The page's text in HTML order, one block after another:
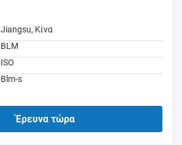
Jiangsu, Κίνα
BLM
ISO
Blm-s
Έρευνα τώρα